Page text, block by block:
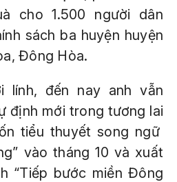
cho 1.500 người dân
sách ba huyện huyện
Đông Hòa.
lính, đến nay anh vẫn
định mới trong tương lai
tiểu thuyết song ngữ
vào tháng 10 và xuất
“Tiếp bước miền Đông